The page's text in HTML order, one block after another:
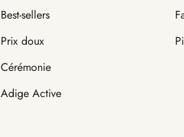
Best-sellers
Prix doux
Cérémonie
Adige Active